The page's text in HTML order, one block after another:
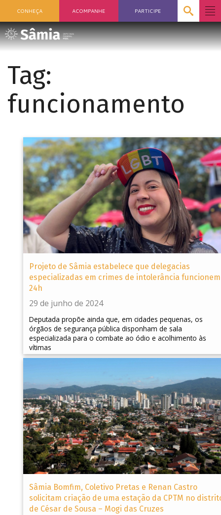
CONHEÇA ACOMPANHE PARTICIPE
Tag:
funcionamento
Projeto de Sâmia estabelece que delegacias
especializadas em crimes de intolerância funcionem
24h
29 de junho de 2024
Deputada propõe ainda que, em cidades pequenas, os
órgãos de segurança pública disponham de sala
especializada para o combate ao ódio e acolhimento às
vítimas
Sâmia Bomfim, Coletivo Pretas e Renan Castro
solicitam criação de uma estação da CPTM no
de César de Sousa – Mogi das Cruzes